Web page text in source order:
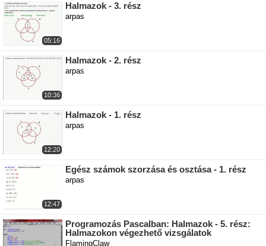
05:16
Halmazok - 3. rész
arpas
10:36
Halmazok - 2. rész
arpas
12:20
Halmazok - 1. rész
arpas
12:47
Egész számok szorzása és osztása - 1. rész
arpas
Programozás Pascalban: Halmazok - 5. rész:
Halmazokon végezhető vizsgálatok
FlamingClaw